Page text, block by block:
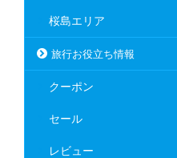
桜島エリア
旅行お役立ち情報
クーポン
セール
レビュー